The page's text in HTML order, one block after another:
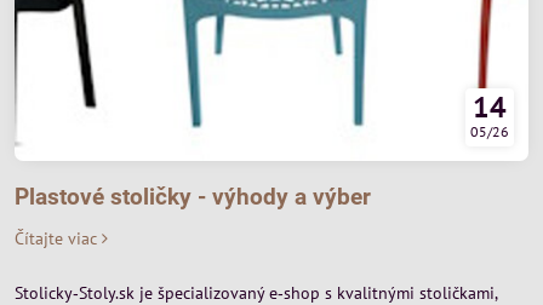
14
05/26
Plastové stoličky - výhody a výber
Čítajte viac
Stolicky‑Stoly.sk je špecializovaný e‑shop s kvalitnými stoličkami,